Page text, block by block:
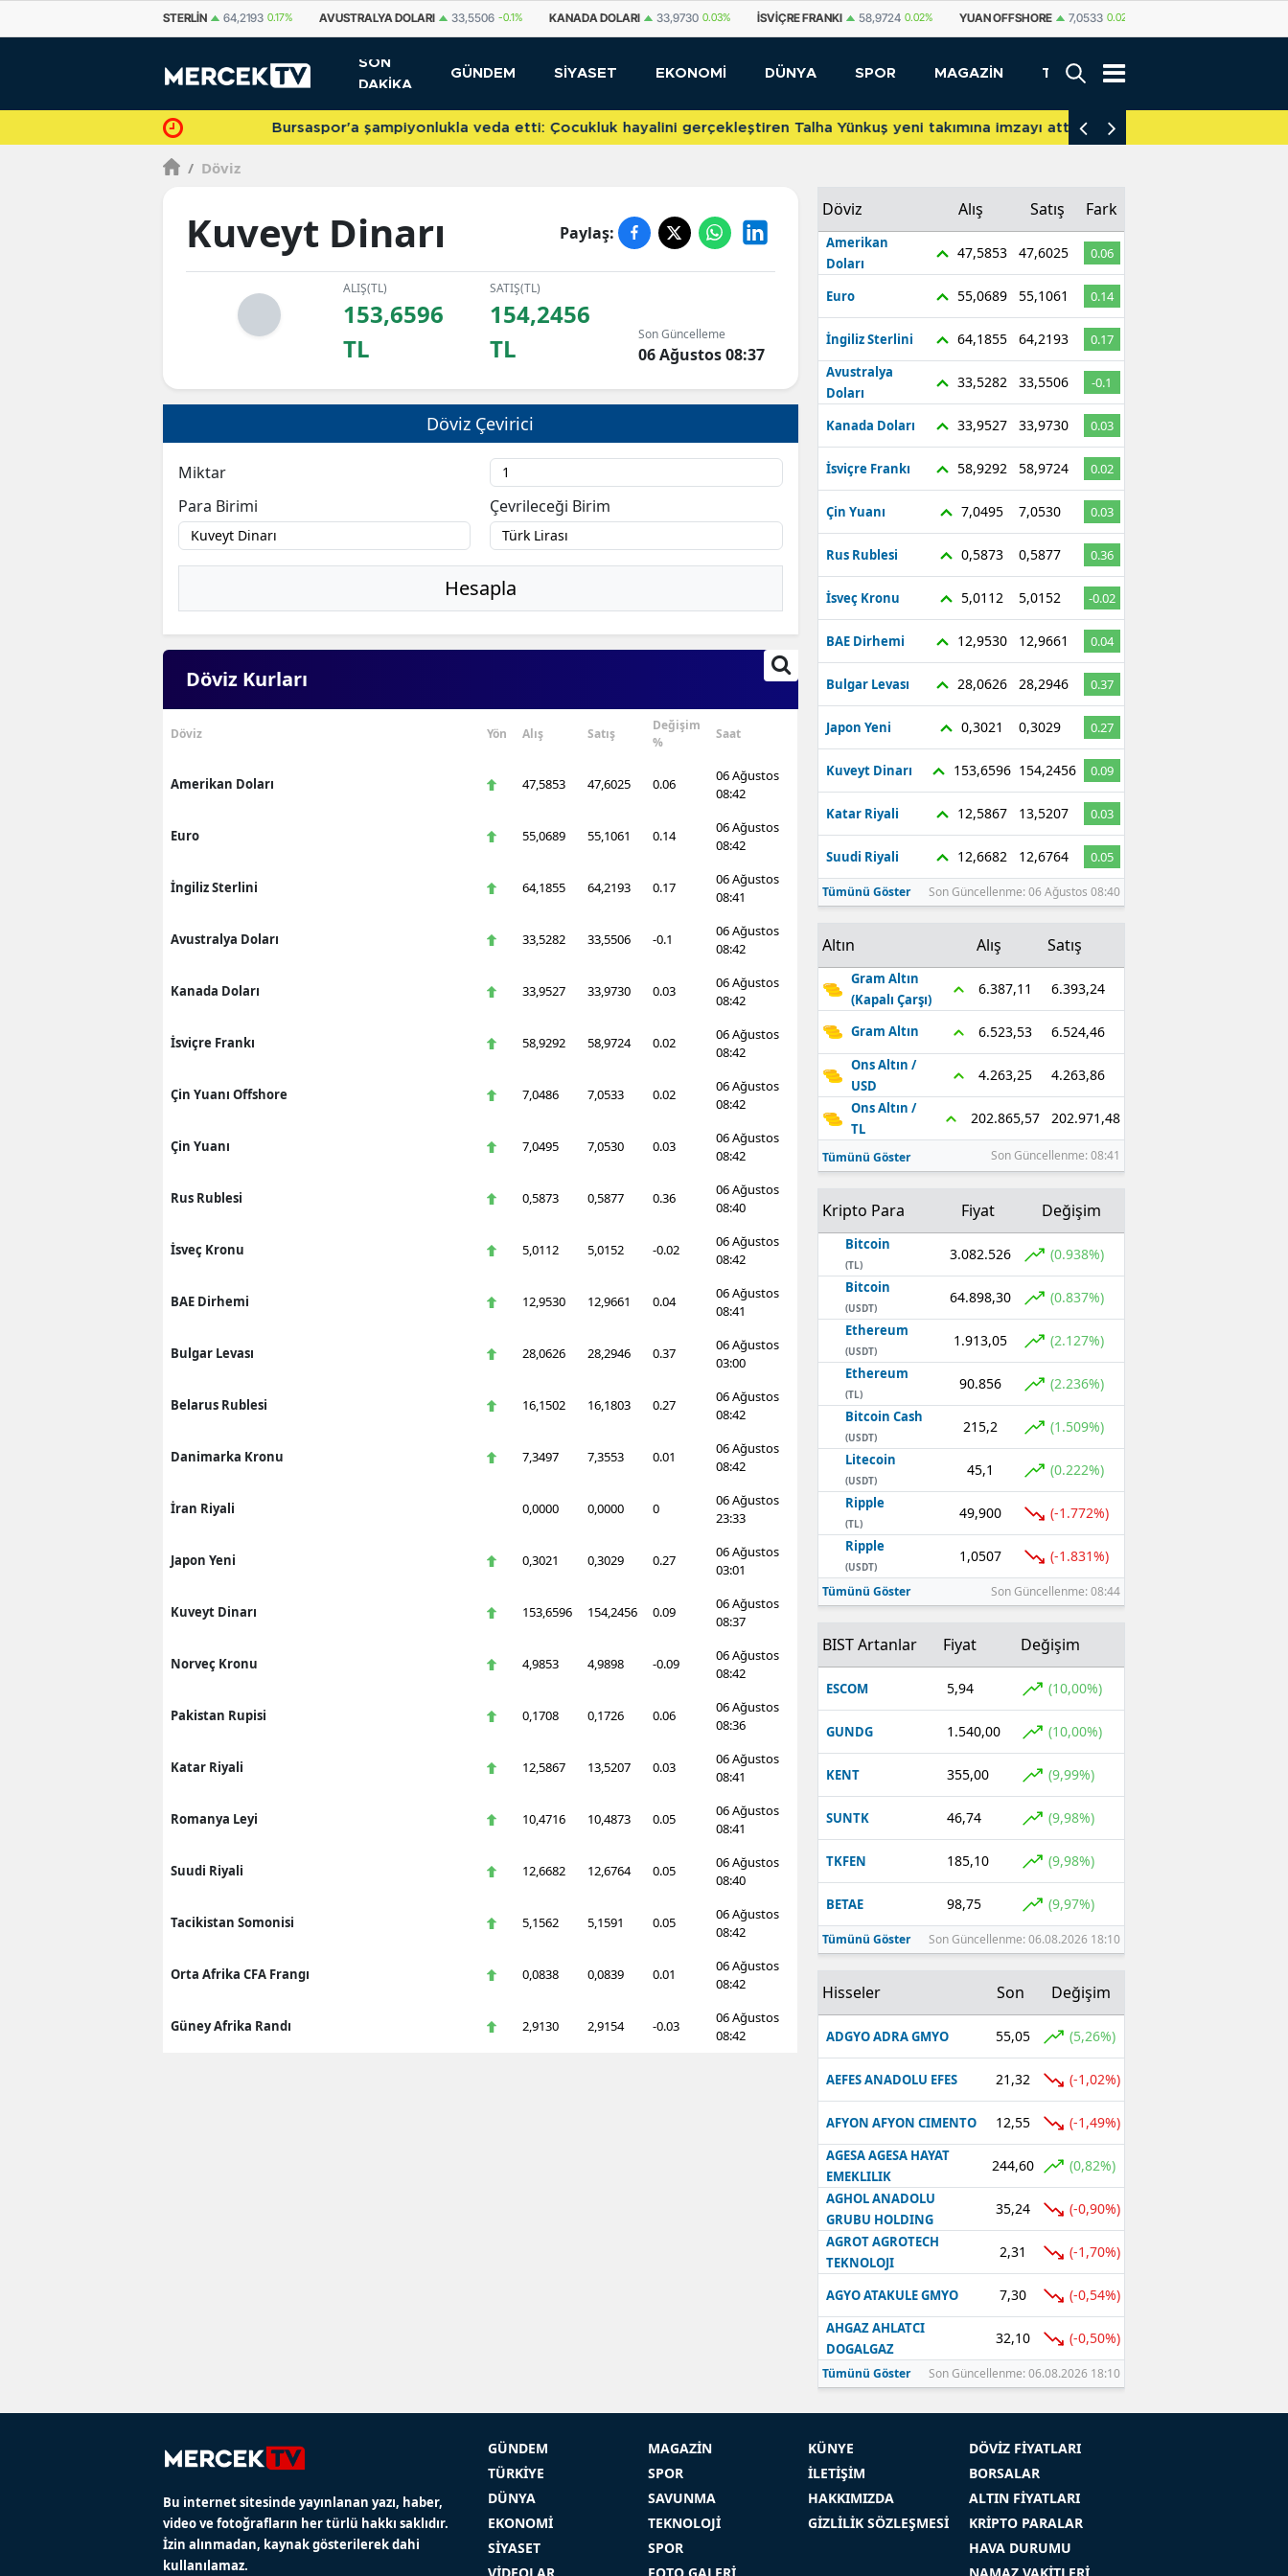
STERLIN 64,2193 0.17% AVUSTRALYA DOLARI 33,5506 -0.1% KANADA DOLARI 33,9730 0.03% İSVIÇRE FRANKI 58,9724 0.02% YUAN OFFSHORE 7,0533 0.02%
SON
DAKİKA
GÜNDEM SİYASET EKONOMİ DÜNYA SPOR MAGAZİN TEKNOLOJİ
Bursaspor'a şampiyonlukla veda etti: Çocukluk hayalini gerçekleştiren Talha Yünkuş yeni takımına imzayı attı
/ Döviz
Kuveyt Dinarı Paylaş:
ALIŞ(TL)
153,6596
TL
SATIŞ(TL)
154,2456
TL
Son Güncelleme
06 Ağustos 08:37
Döviz Çevirici
Miktar
Para Birimi
Çevrileceği Birim
Hesapla
Döviz Kurları
Döviz Yön Alış Satış
Değişim
%
Saat
Amerikan Doları 47,5853 47,6025 0.06
06 Ağustos
08:42
Euro 55,0689 55,1061 0.14
06 Ağustos
08:42
İngiliz Sterlini 64,1855 64,2193 0.17
06 Ağustos
08:41
Avustralya Doları 33,5282 33,5506 -0.1
06 Ağustos
08:42
Kanada Doları 33,9527 33,9730 0.03
06 Ağustos
08:42
İsviçre Frankı 58,9292 58,9724 0.02
06 Ağustos
08:42
Çin Yuanı Offshore 7,0486 7,0533 0.02
06 Ağustos
08:42
Çin Yuanı 7,0495 7,0530 0.03
06 Ağustos
08:42
Rus Rublesi 0,5873 0,5877 0.36
06 Ağustos
08:40
İsveç Kronu 5,0112 5,0152 -0.02
06 Ağustos
08:42
BAE Dirhemi 12,9530 12,9661 0.04
06 Ağustos
08:41
Bulgar Levası 28,0626 28,2946 0.37
06 Ağustos
03:00
Belarus Rublesi 16,1502 16,1803 0.27
06 Ağustos
08:42
Danimarka Kronu 7,3497 7,3553 0.01
06 Ağustos
08:42
İran Riyali 0,0000 0,0000 0
06 Ağustos
23:33
Japon Yeni 0,3021 0,3029 0.27
06 Ağustos
03:01
Kuveyt Dinarı 153,6596 154,2456 0.09
06 Ağustos
08:37
Norveç Kronu 4,9853 4,9898 -0.09
06 Ağustos
08:42
Pakistan Rupisi 0,1708 0,1726 0.06
06 Ağustos
08:36
Katar Riyali 12,5867 13,5207 0.03
06 Ağustos
08:41
Romanya Leyi 10,4716 10,4873 0.05
06 Ağustos
08:41
Suudi Riyali 12,6682 12,6764 0.05
06 Ağustos
08:40
Tacikistan Somonisi 5,1562 5,1591 0.05
06 Ağustos
08:42
Orta Afrika CFA Frangı 0,0838 0,0839 0.01
06 Ağustos
08:42
Güney Afrika Randı 2,9130 2,9154 -0.03
06 Ağustos
08:42
Döviz Alış Satış Fark
Amerikan
Doları
47,5853 47,6025 0.06
Euro 55,0689 55,1061 0.14
İngiliz Sterlini 64,1855 64,2193
0.17
Avustralya
Doları
33,5282 33,5506 -0.1
Kanada Doları 33,9527 33,9730 0.03
İsviçre Frankı 58,9292 58,9724 0.02
Çin Yuanı 7,0495 7,0530 0.03
Rus Rublesi 0,5873 0,5877 0.36
İsveç Kronu 5,0112 5,0152 -0.02
BAE Dirhemi 12,9530 12,9661 0.04
Bulgar Levası 28,0626 28,2946 0.37
Japon Yeni 0,3021 0,3029 0.27
Kuveyt Dinarı 153,6596 154,2456 0.09
Katar Riyali 12,5867 13,5207 0.03
Suudi Riyali 12,6682 12,6764 0.05
Tümünü Göster Son Güncellenme: 06 Ağustos 08:40
Altın Alış Satış
Gram Altın
(Kapalı Çarşı)
6.387,11 6.393,24
Gram Altın 6.523,53 6.524,46
Ons Altın /
USD
4.263,25 4.263,86
Ons Altın /
TL
202.865,57 202.971,48
Tümünü Göster Son Güncellenme: 08:41
Kripto Para Fiyat Değişim
Bitcoin
(TL)
3.082.526 (0.938%)
Bitcoin
(USDT)
64.898,30 (0.837%)
Ethereum
(USDT)
1.913,05 (2.127%)
Ethereum
(TL)
90.856 (2.236%)
Bitcoin Cash
(USDT)
215,2 (1.509%)
Litecoin
(USDT)
45,1 (0.222%)
Ripple
(TL)
49,900 (-1.772%)
Ripple
(USDT)
1,0507 (-1.831%)
Tümünü Göster Son Güncellenme: 08:44
BIST Artanlar Fiyat Değişim
ESCOM 5,94 (10,00%)
GUNDG 1.540,00 (10,00%)
KENT 355,00 (9,99%)
SUNTK 46,74 (9,98%)
TKFEN 185,10 (9,98%)
BETAE 98,75 (9,97%)
Tümünü Göster Son Güncellenme: 06.08.2026 18:10
Hisseler Son Değişim
ADGYO ADRA GMYO 55,05 (5,26%)
AEFES ANADOLU EFES 21,32 (-1,02%)
AFYON AFYON CIMENTO 12,55 (-1,49%)
AGESA AGESA HAYAT
EMEKLILIK
244,60 (0,82%)
AGHOL ANADOLU
GRUBU HOLDING
35,24 (-0,90%)
AGROT AGROTECH
TEKNOLOJI
2,31 (-1,70%)
AGYO ATAKULE GMYO 7,30 (-0,54%)
AHGAZ AHLATCI
DOGALGAZ
32,10 (-0,50%)
Tümünü Göster Son Güncellenme: 06.08.2026 18:10
Bu internet sitesinde yayınlanan yazı, haber,
video ve fotoğrafların her türlü hakkı saklıdır.
İzin alınmadan, kaynak gösterilerek dahi
kullanılamaz.
GÜNDEM
TÜRKİYE
DÜNYA
EKONOMİ
SİYASET
VİDEOLAR
MAGAZİN
SPOR
SAVUNMA
TEKNOLOJİ
SPOR
FOTO GALERİ
KÜNYE
İLETİŞİM
HAKKIMIZDA
GİZLİLİK SÖZLEŞMESİ
DÖVİZ FİYATLARI
BORSALAR
ALTIN FİYATLARI
KRİPTO PARALAR
HAVA DURUMU
NAMAZ VAKİTLERİ